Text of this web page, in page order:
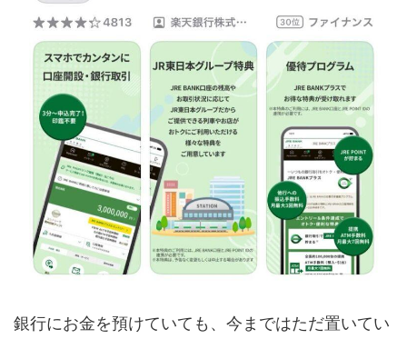
銀行にお金を預けていても、今まではただ置いてい